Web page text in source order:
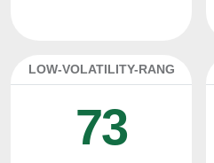
LOW-VOLATILITY-RANG
73